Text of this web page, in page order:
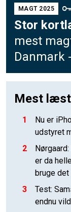
MAGT 2025
Stor
mest
Danmark
Mest
1
Nu er
udstyret
2
er da
bruge det
3
Test:
endnu